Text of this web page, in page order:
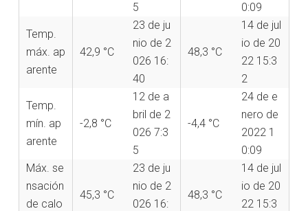
5
0:09
Temp.
máx. ap
arente
42,9 °C
23 de ju
nio de 2
026 16:
40
48,3 °C
14 de jul
io de 20
22 15:3
2
Temp.
mín. ap
arente
-2,8 °C
12 de a
bril de 2
026 7:3
5
-4,4 °C
24 de e
nero de
2022 1
0:09
Máx. se
nsación
de calo
45,3 °C
23 de ju
nio de 2
026 16:
48,3 °C
14 de jul
io de 20
22 15:3